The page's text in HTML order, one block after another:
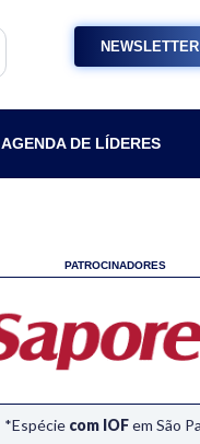
NEWSLETTER
AGENDA DE LÍDERES
PATROCINADORES